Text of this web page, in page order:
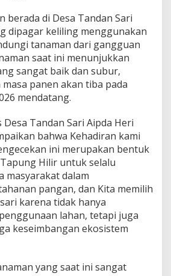
berada di Desa Tandan Sari
dipagar keliling menggunakan
tanaman dari gangguan
saat ini menunjukkan
sangat baik dan subur,
panen akan tiba pada
mendatang.
Tandan Sari Aipda Heri
bahwa Kehadiran kami
ini merupakan bentuk
Hilir untuk selalu
masyarakat dalam
pangan, dan Kita memilih
karena tidak hanya
lahan, tetapi juga
keseimbangan ekosistem
yang saat ini sangat